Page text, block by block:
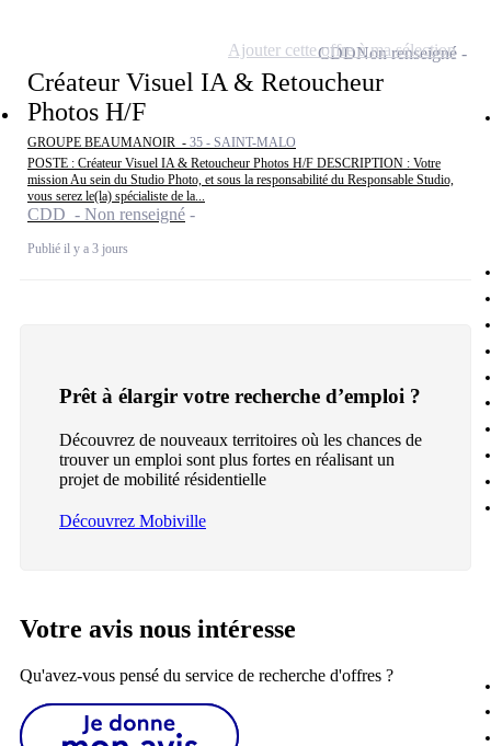
Créateur Visuel IA & Retoucheur
Photos H/F
GROUPE BEAUMANOIR - 35 - SAINT-MALO
POSTE : Créateur Visuel IA & Retoucheur Photos H/F DESCRIPTION : Votre
mission Au sein du Studio Photo, et sous la responsabilité du Responsable Studio,
vous serez le(la) spécialiste de la...
CDD - Non renseigné
Publié il y a 3 jours
CDDNon renseigné
Ajouter cette offre à ma sélection
Prêt à élargir votre recherche d’emploi ?
Découvrez de nouveaux territoires où les chances de
trouver un emploi sont plus fortes en réalisant un
projet de mobilité résidentielle
Découvrez Mobiville
Votre avis nous intéresse
Qu'avez-vous pensé du service de recherche d'offres ?